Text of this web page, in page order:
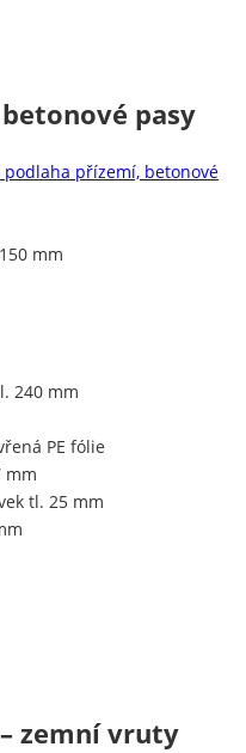
pasy
mm
240 mm
PE fólie
mm
tl. 25 mm
zemní vruty